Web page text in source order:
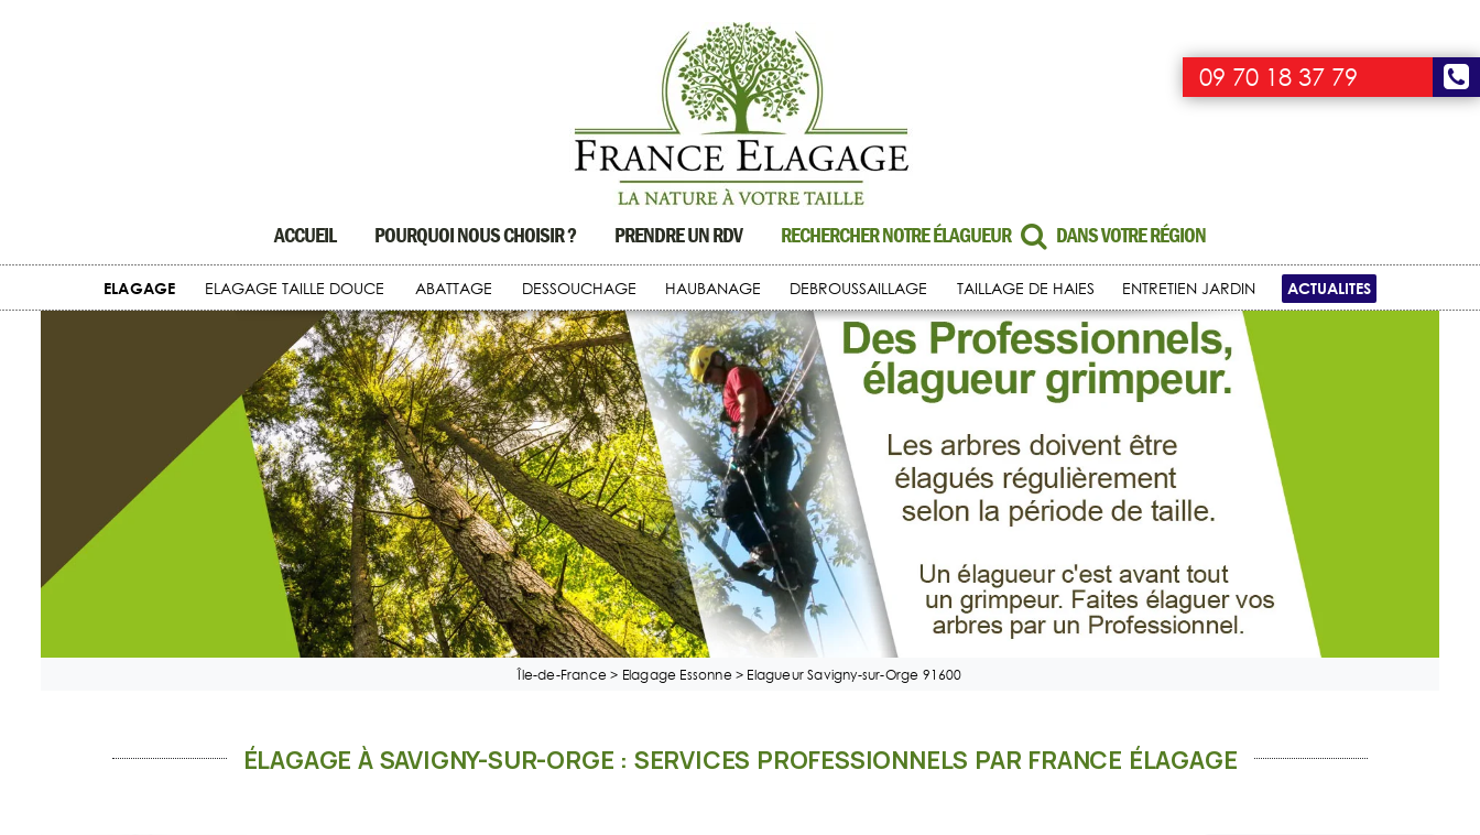
09 70 18 37 79
ACCUEIL POURQUOI NOUS CHOISIR ? PRENDRE UN RDV RECHERCHER NOTRE ÉLAGUEUR DANS VOTRE RÉGION
ELAGAGE ELAGAGE TAILLE DOUCE ABATTAGE DESSOUCHAGE HAUBANAGE DEBROUSSAILLAGE TAILLAGE DE HAIES ENTRETIEN JARDIN ACTUALITES
Île-de-France> Elagage Essonne> Elagueur Savigny-sur-Orge 91600
ÉLAGAGE À SAVIGNY-SUR-ORGE : SERVICES PROFESSIONNELS PAR FRANCE ÉLAGAGE